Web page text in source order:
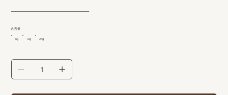
─────────────────
6g 12g 24g
内容量